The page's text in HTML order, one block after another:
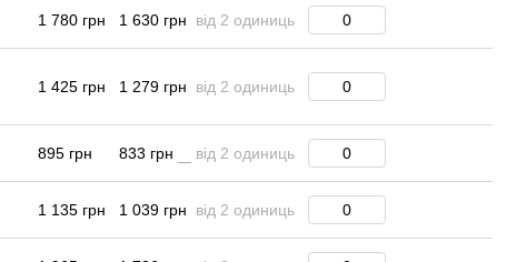
1 780 грн 1 630 грн від 2 одиниць
1 425 грн 1 279 грн від 2 одиниць
895 грн 833 грн від 2 одиниць
1 135 грн 1 039 грн від 2 одиниць